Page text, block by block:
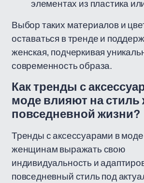
элементах из пластика
Выбор таких материалов и
оставаться в тренде и
женская, подчеркивая
современность образа.
Как тренды с
моде влияют на стиль
повседневной жизни?
Тренды с аксессуарами в
женщинам выражать свою
индивидуальность и
повседневный стиль под